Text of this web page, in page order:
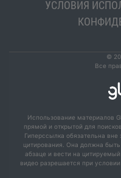
УСЛОВИЯ
©
Все
Использование материалов
прямой и открытой для
Гиперссылка обязательна
цитирования. Она должна
абзаце и вести на
видео разрешается при